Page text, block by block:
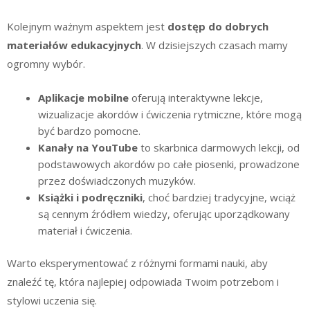
Kolejnym ważnym aspektem jest dostęp do dobrych
materiałów edukacyjnych. W dzisiejszych czasach mamy
ogromny wybór.
Aplikacje mobilne oferują interaktywne lekcje,
wizualizacje akordów i ćwiczenia rytmiczne, które mogą
być bardzo pomocne.
Kanały na YouTube to skarbnica darmowych lekcji, od
podstawowych akordów po całe piosenki, prowadzone
przez doświadczonych muzyków.
Książki i podręczniki, choć bardziej tradycyjne, wciąż
są cennym źródłem wiedzy, oferując uporządkowany
materiał i ćwiczenia.
Warto eksperymentować z różnymi formami nauki, aby
znaleźć tę, która najlepiej odpowiada Twoim potrzebom i
stylowi uczenia się.